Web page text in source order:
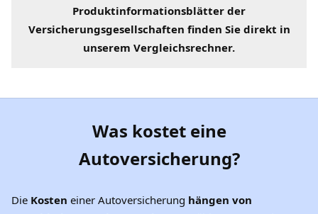
Produktinformationsblätter der
Versicherungsgesellschaften finden Sie direkt in
unserem Vergleichsrechner.
Was kostet eine
Autoversicherung?
Die Kosten einer Autoversicherung hängen von